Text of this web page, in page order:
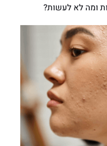
ומה לא לעשות?